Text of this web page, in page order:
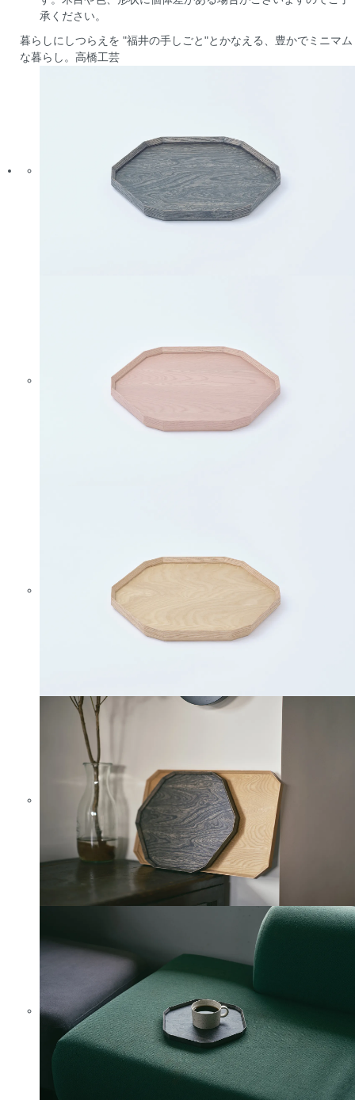
承ください。
暮らしにしつらえを "福井の手しごと"とかなえる、豊かでミニマム
な暮らし。 高橋工芸